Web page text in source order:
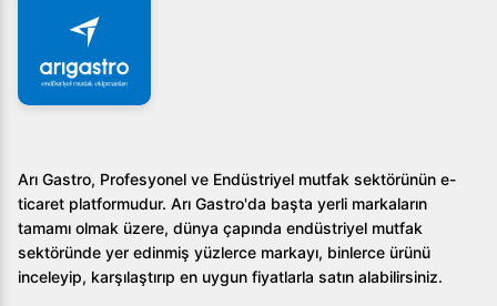
Arı Gastro, Profesyonel ve Endüstriyel mutfak sektörünün e-
ticaret platformudur. Arı Gastro'da başta yerli markaların
tamamı olmak üzere, dünya çapında endüstriyel mutfak
sektöründe yer edinmiş yüzlerce markayı, binlerce ürünü
inceleyip, karşılaştırıp en uygun fiyatlarla satın alabilirsiniz.